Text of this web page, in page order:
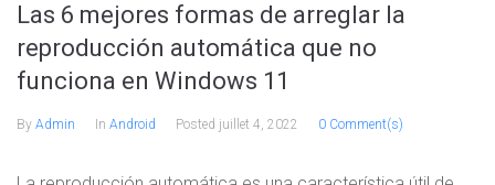
Las 6 mejores formas de arreglar la
reproducción automática que no
funciona en Windows 11
By Admin In Android Posted juillet 4, 2022 0 Comment(s)